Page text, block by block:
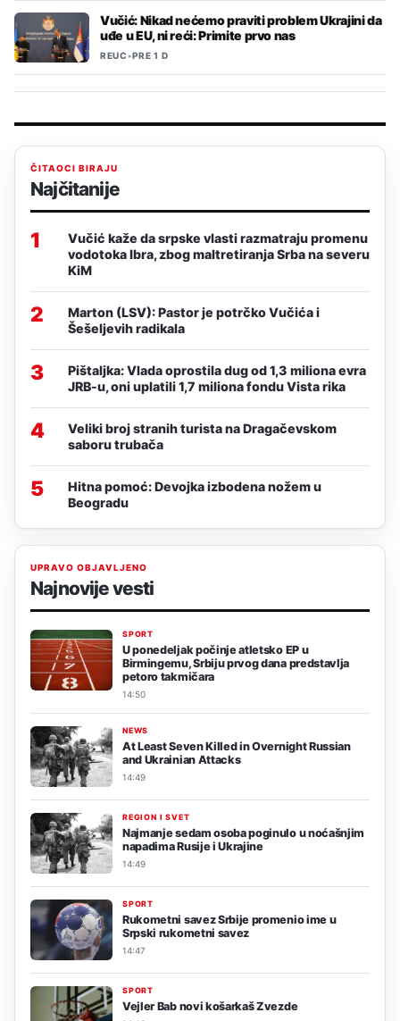
Vučić: Nikad nećemo praviti problem Ukrajini da
uđe u EU, ni reći: Primite prvo nas
REUC•PRE 1 D
ČITAOCI BIRAJU
Najčitanije
1
Vučić kaže da srpske vlasti razmatraju promenu
vodotoka Ibra, zbog maltretiranja Srba na severu
KiM
2
Marton (LSV): Pastor je potrčko Vučića i
Šešeljevih radikala
3
Pištaljka: Vlada oprostila dug od 1,3 miliona evra
JRB-u, oni uplatili 1,7 miliona fondu Vista rika
4
Veliki broj stranih turista na Dragačevskom
saboru trubača
5
Hitna pomoć: Devojka izbodena nožem u
Beogradu
UPRAVO OBJAVLJENO
Najnovije vesti
SPORT
U ponedeljak počinje atletsko EP u
Birmingemu, Srbiju prvog dana predstavlja
petoro takmičara
14:50
NEWS
At Least Seven Killed in Overnight Russian
and Ukrainian Attacks
14:49
REGION I SVET
Najmanje sedam osoba poginulo u noćašnjim
napadima Rusije i Ukrajine
14:49
SPORT
Rukometni savez Srbije promenio ime u
Srpski rukometni savez
14:47
SPORT
Vejler Bab novi košarkaš Zvezde